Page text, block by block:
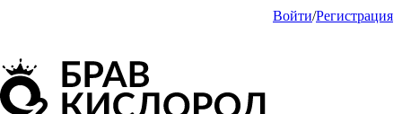
Войти/Регистрация